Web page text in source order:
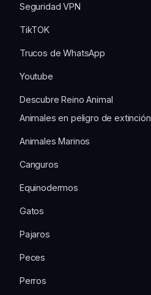
Seguridad VPN
TikTOK
Trucos de WhatsApp
Youtube
Descubre Reino Animal
Animales en peligro de extinción
Animales Marinos
Canguros
Equinodermos
Gatos
Pajaros
Peces
Perros